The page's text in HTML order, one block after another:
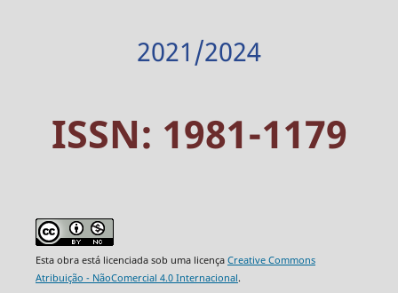
2021/2024
ISSN: 1981-1179
Esta obra está licenciada sob uma licença Creative Commons
Atribuição - NãoComercial 4.0 Internacional.